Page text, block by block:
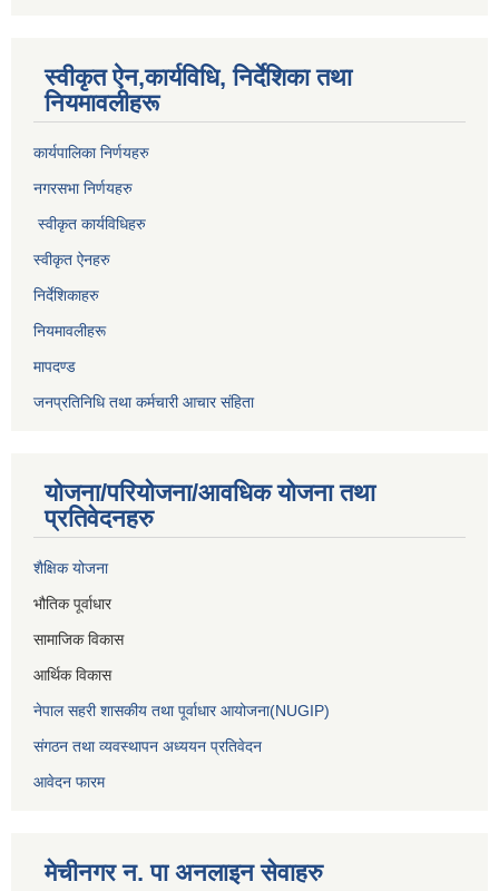
स्वीकृत ऐन,कार्यविधि, निर्देशिका तथा
नियमावलीहरू
कार्यपालिका निर्णयहरु
नगरसभा निर्णयहरु
स्वीकृत कार्यविधिहरु
स्वीकृत ऐनहरु
निर्देशिकाहरु
नियमावलीहरू
मापदण्ड
जनप्रतिनिधि तथा कर्मचारी आचार संहिता
योजना/परियोजना/आवधिक योजना तथा
प्रतिवेदनहरु
शैक्षिक योजना
भौतिक पूर्वाधार
सामाजिक विकास
आर्थिक विकास
नेपाल सहरी शासकीय तथा पूर्वाधार आयोजना(NUGIP)
संगठन तथा व्यवस्थापन अध्ययन प्रतिवेदन
आवेदन फारम
मेचीनगर न. पा अनलाइन सेवाहरु